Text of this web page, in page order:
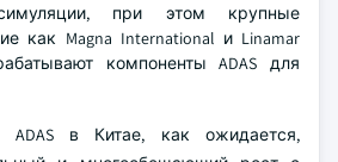
при этом крупные
как Magna International и Linamar
компоненты ADAS для
ADAS в Китае, как ожидается,